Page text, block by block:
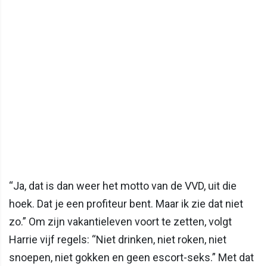
“Ja, dat is dan weer het motto van de VVD, uit die
hoek. Dat je een profiteur bent. Maar ik zie dat niet
zo.” Om zijn vakantieleven voort te zetten, volgt
Harrie vijf regels: “Niet drinken, niet roken, niet
snoepen, niet gokken en geen escort-seks.” Met dat